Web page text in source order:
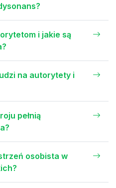
i jakie są
na autorytety i
pełnią
osobista w